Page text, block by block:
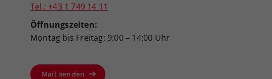
Tel.: +43 1 749 14 11
Öffnungszeiten:
Montag bis Freitag: 9:00 – 14:00 Uhr
Mail senden